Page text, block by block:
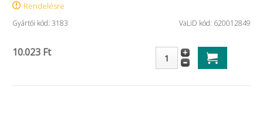
Rendelésre
Gyártói kód: 3183 VaLiD kód: 620012849
10.023 Ft